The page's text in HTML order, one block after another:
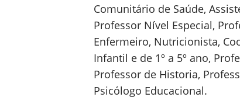
Comunitário de Saúde,
Professor Nível Especial,
Enfermeiro, Nutricionista,
Infantil e de 1º a 5º ano,
Professor de Historia,
Psicólogo Educacional.